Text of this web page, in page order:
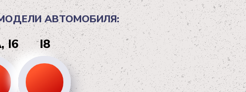
АВТОМОБИЛЯ:
I6 I8